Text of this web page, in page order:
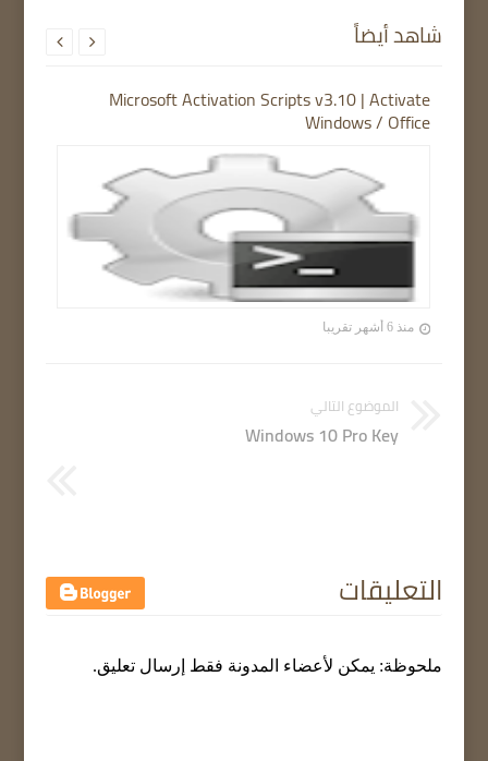
شاهد أيضاً
Microsoft Activation Scripts v3.10 | Activate
Windows / Office
منذ 6 أشهر تقريبا
 
الموضوع التالي
Windows 10 Pro Key
التعليقات
ملحوظة: يمكن لأعضاء المدونة فقط إرسال تعليق.